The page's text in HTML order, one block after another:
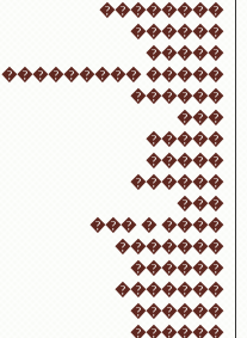
��������
������
�����
��������� �����
������
���
�����
�����
������
���
��� � ����
�������
������
�������
������
������